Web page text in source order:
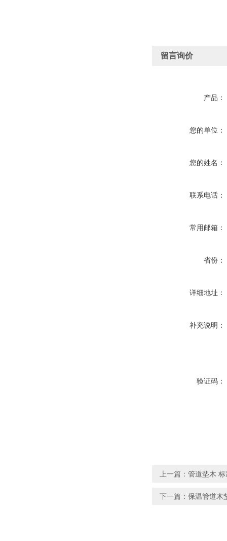
留言询价
产品：
您的单位：
您的姓名：
联系电话：
常用邮箱：
省份：
详细地址：
补充说明：
验证码：
上一篇： 管道垫木
下一篇： 保温管道木